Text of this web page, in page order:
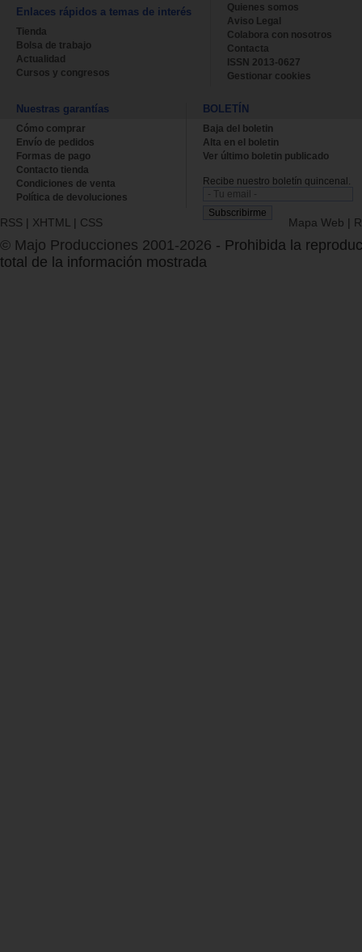
Enlaces rápidos a temas de interés
Tienda
Bolsa de trabajo
Actualidad
Cursos y congresos
Quienes somos
Aviso Legal
Colabora con nosotros
Contacta
ISSN 2013-0627
Gestionar cookies
Nuestras garantías
Cómo comprar
Envío de pedidos
Formas de pago
Contacto tienda
Condiciones de venta
Política de devoluciones
BOLETÍN
Baja del boletin
Alta en el boletin
Ver último boletin publicado
Recibe nuestro boletín quincenal.
RSS | XHTML | CSS Mapa Web |
© Majo Producciones 2001-2026 - Prohibida la
total de la información mostrada